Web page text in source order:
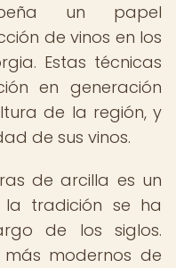
un papel
de vinos en los
Estas técnicas
en generación
de la región, y
de sus vinos.
de arcilla es un
tradición se ha
de los siglos.
más modernos de